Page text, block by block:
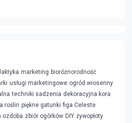
marketing bioróżnorodność
usługi marketingowe ogród wiosenny
techniki sadzenia dekoracyjna kora
roślin piękne gatunki figa Celeste
ozdoba zbiór ogórków DIY żywopłoty